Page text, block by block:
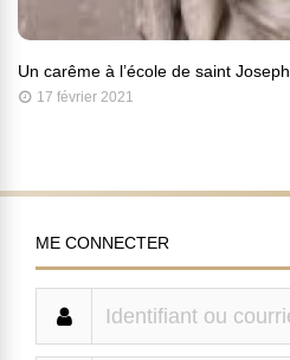
Un carême à l’école de saint Joseph
17 février 2021
ME CONNECTER